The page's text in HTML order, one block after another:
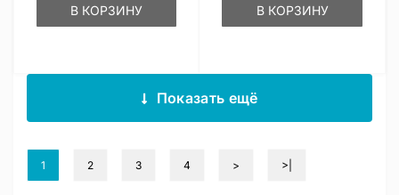
В КОРЗИНУ В КОРЗИНУ
Показать ещё
1 2 3 4 > >|